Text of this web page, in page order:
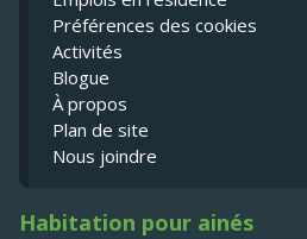
Préférences des cookies
Activités
Blogue
À propos
Plan de site
Nous joindre
Habitation pour ainés